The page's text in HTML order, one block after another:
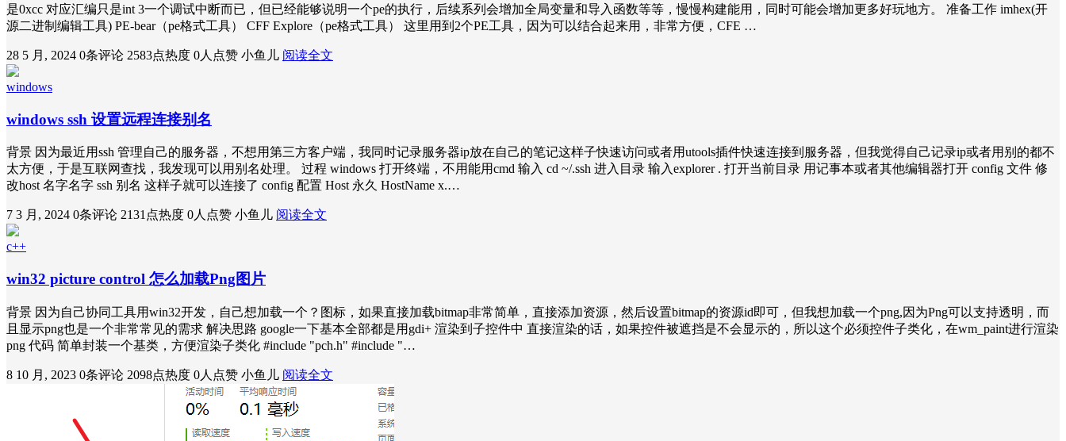
是0xcc 对应汇编只是int 3一个调试中断而已，但已经能够说明一个pe的执行，后续系列会增加全局变量和导入函数等等，慢慢构建能用，同时可能会增加更多好玩地方。 准备工作 imhex(开
源二进制编辑工具) PE-bear（pe格式工具） CFF Explore（pe格式工具） 这里用到2个PE工具，因为可以结合起来用，非常方便，CFE …
28 5 月, 2024 0条评论 2583点热度 0人点赞 小鱼儿 阅读全文
windows
windows ssh 设置远程连接别名
背景 因为最近用ssh 管理自己的服务器，不想用第三方客户端，我同时记录服务器ip放在自己的笔记这样子快速访问或者用utools插件快速连接到服务器，但我觉得自己记录ip或者用别的都不
太方便，于是互联网查找，我发现可以用别名处理。 过程 windows 打开终端，不用能用cmd 输入 cd ~/.ssh 进入目录 输入explorer . 打开当前目录 用记事本或者其他编辑器打开 config 文件 修
改host 名字名字 ssh 别名 这样子就可以连接了 config 配置 Host 永久 HostName x.…
7 3 月, 2024 0条评论 2131点热度 0人点赞 小鱼儿 阅读全文
c++
win32 picture control 怎么加载Png图片
背景 因为自己协同工具用win32开发，自己想加载一个？图标，如果直接加载bitmap非常简单，直接添加资源，然后设置bitmap的资源id即可，但我想加载一个png,因为Png可以支持透明，而
且显示png也是一个非常常见的需求 解决思路 google一下基本全部都是用gdi+ 渲染到子控件中 直接渲染的话，如果控件被遮挡是不会显示的，所以这个必须控件子类化，在wm_paint进行渲染
png 代码 简单封装一个基类，方便渲染子类化 #include "pch.h" #include "…
8 10 月, 2023 0条评论 2098点热度 0人点赞 小鱼儿 阅读全文